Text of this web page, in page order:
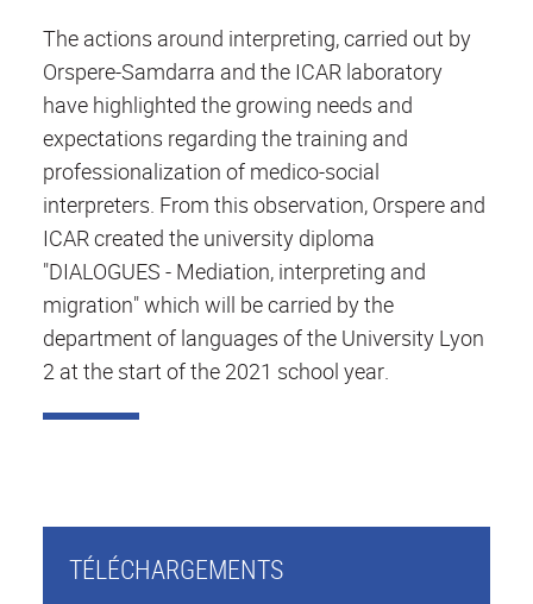
The actions around interpreting, carried out by
Orspere-Samdarra and the ICAR laboratory
have highlighted the growing needs and
expectations regarding the training and
professionalization of medico-social
interpreters. From this observation, Orspere and
ICAR created the university diploma
"DIALOGUES - Mediation, interpreting and
migration" which will be carried by the
department of languages of the University Lyon
2 at the start of the 2021 school year.
TÉLÉCHARGEMENTS